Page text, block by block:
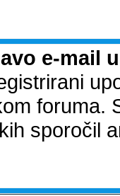
e-mail
foruma.
sporočil